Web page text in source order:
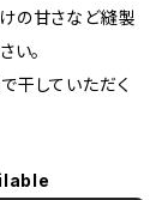
の甘さなど縫製
い。
干していただく